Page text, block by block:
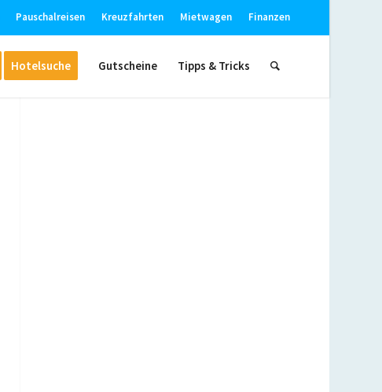
Pauschalreisen Kreuzfahrten Mietwagen Finanzen
Hotelsuche Gutscheine Tipps & Tricks